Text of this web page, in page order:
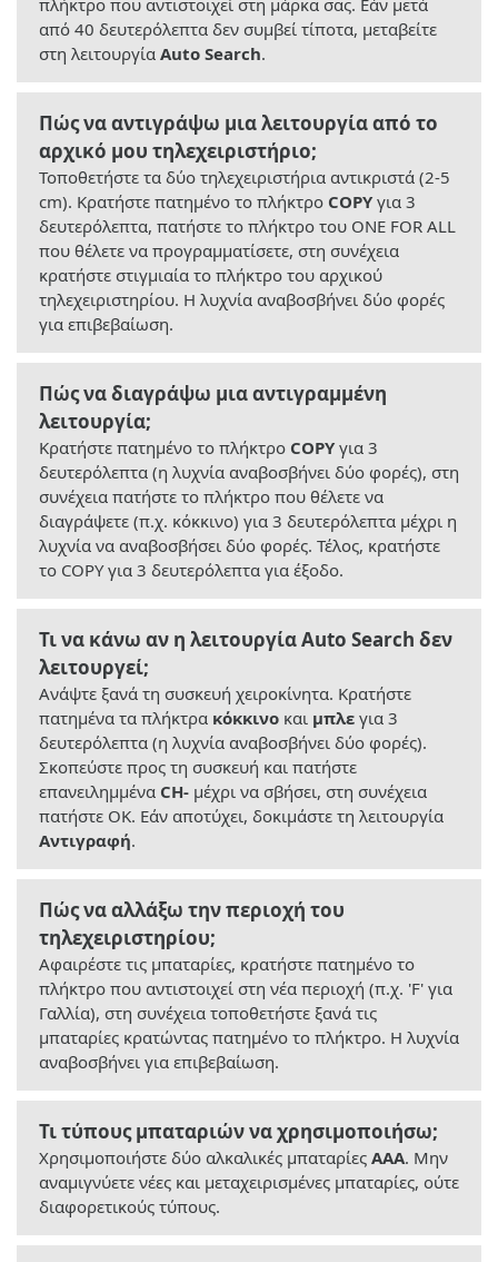
πλήκτρο που αντιστοιχεί στη μάρκα σας. Εάν μετά
από 40 δευτερόλεπτα δεν συμβεί τίποτα, μεταβείτε
στη λειτουργία Auto Search.
Πώς να αντιγράψω μια λειτουργία από το
αρχικό μου τηλεχειριστήριο;
Τοποθετήστε τα δύο τηλεχειριστήρια αντικριστά (2-5
cm). Κρατήστε πατημένο το πλήκτρο COPY για 3
δευτερόλεπτα, πατήστε το πλήκτρο του ONE FOR ALL
που θέλετε να προγραμματίσετε, στη συνέχεια
κρατήστε στιγμιαία το πλήκτρο του αρχικού
τηλεχειριστηρίου. Η λυχνία αναβοσβήνει δύο φορές
για επιβεβαίωση.
Πώς να διαγράψω μια αντιγραμμένη
λειτουργία;
Κρατήστε πατημένο το πλήκτρο COPY για 3
δευτερόλεπτα (η λυχνία αναβοσβήνει δύο φορές), στη
συνέχεια πατήστε το πλήκτρο που θέλετε να
διαγράψετε (π.χ. κόκκινο) για 3 δευτερόλεπτα μέχρι η
λυχνία να αναβοσβήσει δύο φορές. Τέλος, κρατήστε
το COPY για 3 δευτερόλεπτα για έξοδο.
Τι να κάνω αν η λειτουργία Auto Search δεν
λειτουργεί;
Ανάψτε ξανά τη συσκευή χειροκίνητα. Κρατήστε
πατημένα τα πλήκτρα κόκκινο και μπλε για 3
δευτερόλεπτα (η λυχνία αναβοσβήνει δύο φορές).
Σκοπεύστε προς τη συσκευή και πατήστε
επανειλημμένα CH- μέχρι να σβήσει, στη συνέχεια
πατήστε OK. Εάν αποτύχει, δοκιμάστε τη λειτουργία
Αντιγραφή.
Πώς να αλλάξω την περιοχή του
τηλεχειριστηρίου;
Αφαιρέστε τις μπαταρίες, κρατήστε πατημένο το
πλήκτρο που αντιστοιχεί στη νέα περιοχή (π.χ. 'F' για
Γαλλία), στη συνέχεια τοποθετήστε ξανά τις
μπαταρίες κρατώντας πατημένο το πλήκτρο. Η λυχνία
αναβοσβήνει για επιβεβαίωση.
Τι τύπους μπαταριών να χρησιμοποιήσω;
Χρησιμοποιήστε δύο αλκαλικές μπαταρίες AAA. Μην
αναμιγνύετε νέες και μεταχειρισμένες μπαταρίες, ούτε
διαφορετικούς τύπους.